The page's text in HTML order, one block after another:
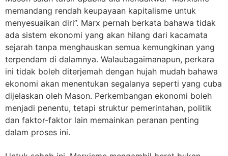
memandang rendah keupayaan kapitalisme untuk
menyesuaikan diri”. Marx pernah berkata bahawa tidak
ada sistem ekonomi yang akan hilang dari kacamata
sejarah tanpa menghauskan semua kemungkinan yang
terpendam di dalamnya. Walaubagaimanapun, perkara
ini tidak boleh diterjemah dengan hujah mudah bahawa
ekonomi akan menentukan segalanya seperti yang cuba
dijelaskan oleh Mason. Perkembangan ekonomi boleh
menjadi penentu, tetapi struktur pemerintahan, politik
dan faktor-faktor lain memainkan peranan penting
dalam proses ini.